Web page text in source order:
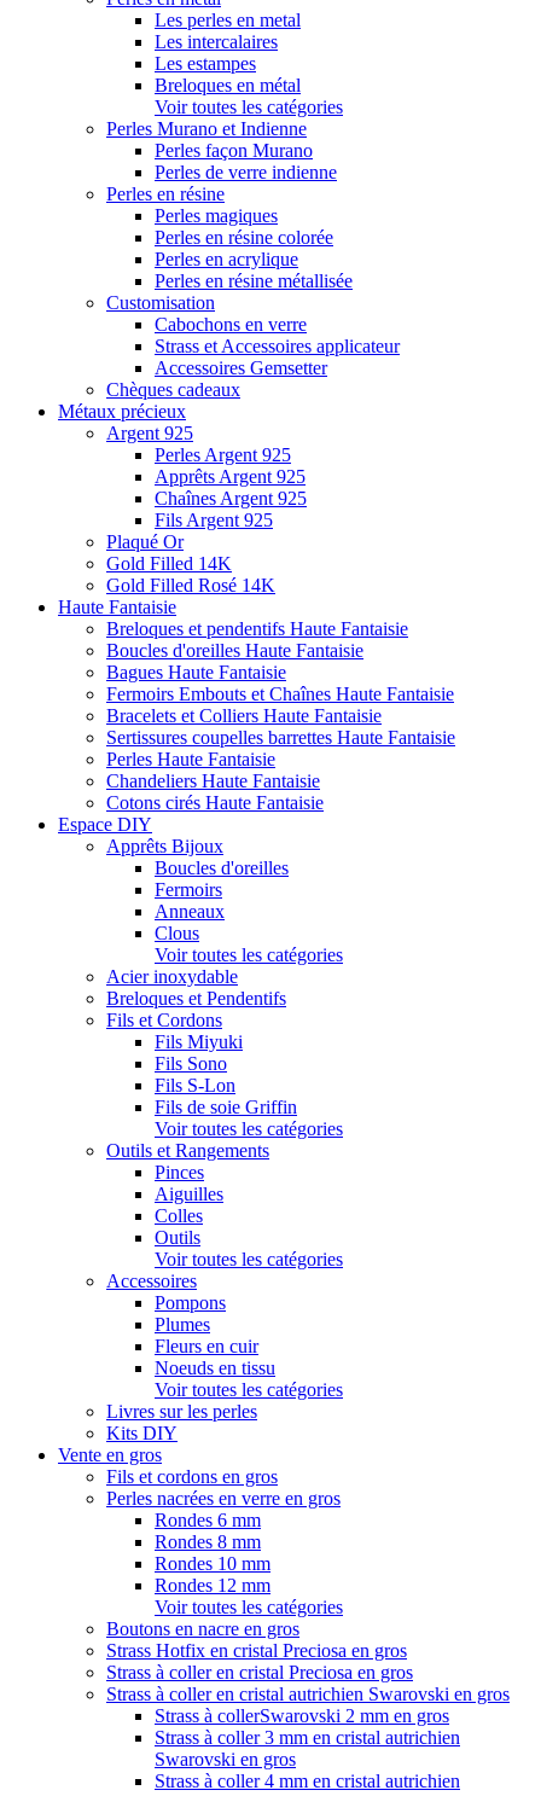
Les perles en metal
Les intercalaires
Les estampes
Breloques en métal
Voir toutes les catégories
Perles Murano et Indienne
Perles façon Murano
Perles de verre indienne
Perles en résine
Perles magiques
Perles en résine colorée
Perles en acrylique
Perles en résine métallisée
Customisation
Cabochons en verre
Strass et Accessoires applicateur
Accessoires Gemsetter
Chèques cadeaux
Métaux précieux
Argent 925
Perles Argent 925
Apprêts Argent 925
Chaînes Argent 925
Fils Argent 925
Plaqué Or
Gold Filled 14K
Gold Filled Rosé 14K
Haute Fantaisie
Breloques et pendentifs Haute Fantaisie
Boucles d'oreilles Haute Fantaisie
Bagues Haute Fantaisie
Fermoirs Embouts et Chaînes Haute Fantaisie
Bracelets et Colliers Haute Fantaisie
Sertissures coupelles barrettes Haute Fantaisie
Perles Haute Fantaisie
Chandeliers Haute Fantaisie
Cotons cirés Haute Fantaisie
Espace DIY
Apprêts Bijoux
Boucles d'oreilles
Fermoirs
Anneaux
Clous
Voir toutes les catégories
Acier inoxydable
Breloques et Pendentifs
Fils et Cordons
Fils Miyuki
Fils Sono
Fils S-Lon
Fils de soie Griffin
Voir toutes les catégories
Outils et Rangements
Pinces
Aiguilles
Colles
Outils
Voir toutes les catégories
Accessoires
Pompons
Plumes
Fleurs en cuir
Noeuds en tissu
Voir toutes les catégories
Livres sur les perles
Kits DIY
Vente en gros
Fils et cordons en gros
Perles nacrées en verre en gros
Rondes 6 mm
Rondes 8 mm
Rondes 10 mm
Rondes 12 mm
Voir toutes les catégories
Boutons en nacre en gros
Strass Hotfix en cristal Preciosa en gros
Strass à coller en cristal Preciosa en gros
Strass à coller en cristal autrichien Swarovski en gros
Strass à collerSwarovski 2 mm en gros
Strass à coller 3 mm en cristal autrichien
Swarovski en gros
Strass à coller 4 mm en cristal autrichien